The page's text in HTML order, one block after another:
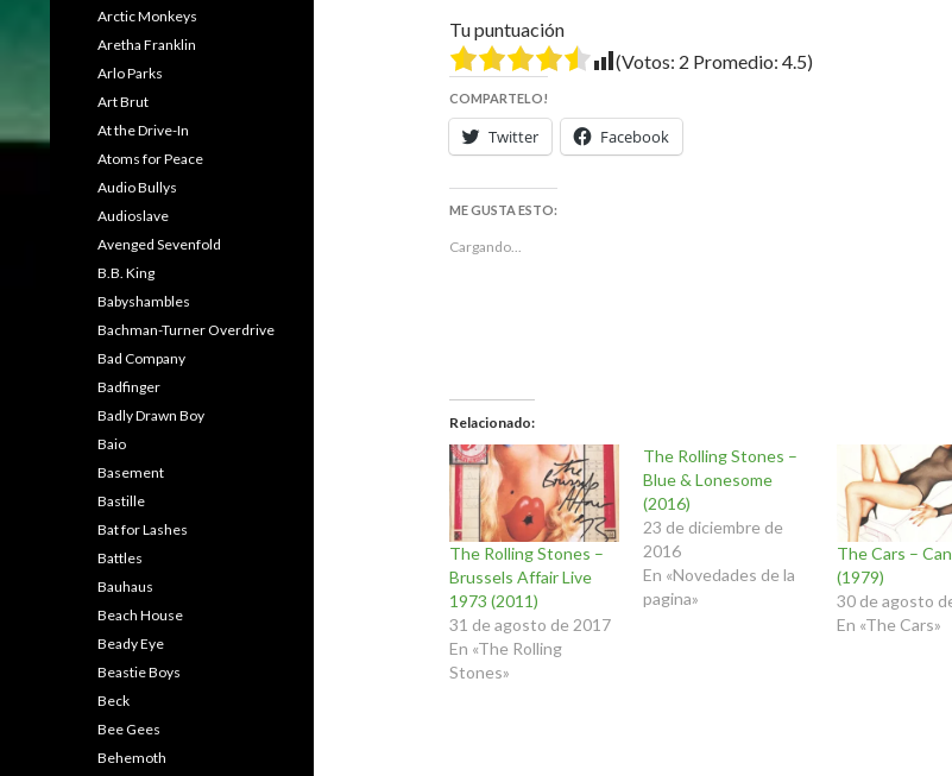
Tu puntuación
(Votos: 2 Promedio: 4.5)
COMPARTELO!
Twitter Facebook
ME GUSTA ESTO:
Cargando...
Relacionado
The Rolling Stones –
Brussels Affair Live
1973 (2011)
31 de agosto de 2017
En «The Rolling
Stones»
The Rolling Stones –
Blue & Lonesome
(2016)
23 de diciembre de
2016
En «Novedades de la
pagina»
The Cars –
(1979)
30 de agosto
En «The Cars»
Arctic Monkeys
Aretha Franklin
Arlo Parks
Art Brut
At the Drive-In
Atoms for Peace
Audio Bullys
Audioslave
Avenged Sevenfold
B.B. King
Babyshambles
Bachman-Turner Overdrive
Bad Company
Badfinger
Badly Drawn Boy
Baio
Basement
Bastille
Bat for Lashes
Battles
Bauhaus
Beach House
Beady Eye
Beastie Boys
Beck
Bee Gees
Behemoth